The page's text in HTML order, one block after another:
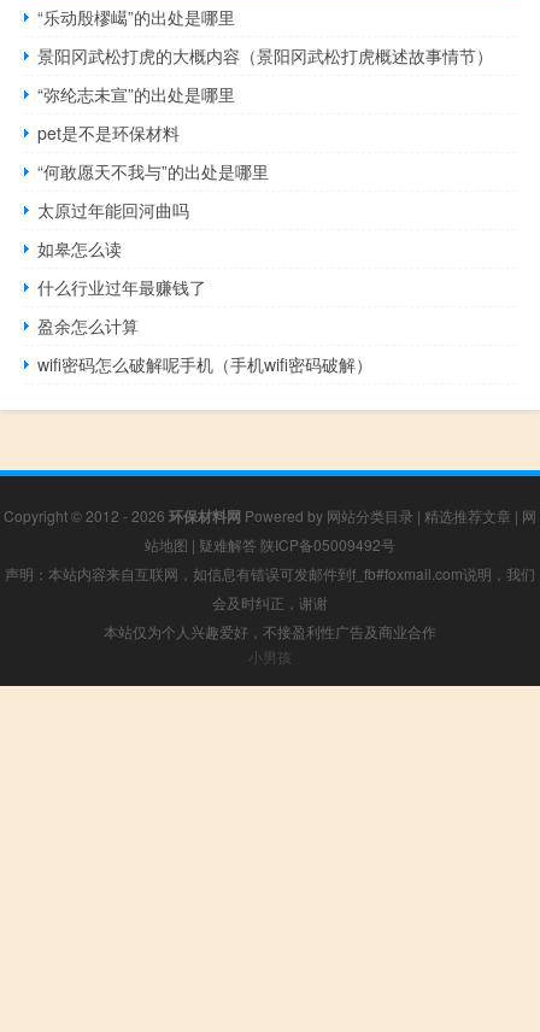
“乐动殷樛嶱”的出处是哪里
景阳冈武松打虎的大概内容（景阳冈武松打虎概述故事情节）
“弥纶志未宣”的出处是哪里
pet是不是环保材料
“何敢愿天不我与”的出处是哪里
太原过年能回河曲吗
如皋怎么读
什么行业过年最赚钱了
盈余怎么计算
wifi密码怎么破解呢手机（手机wifi密码破解）
Copyright © 2012 - 2026 环保材料网 Powered by 网站分类目录 | 精选推荐文章 | 网
站地图 | 疑难解答 陕ICP备05009492号
声明：本站内容来自互联网，如信息有错误可发邮件到f_fb#foxmail.com说明，我们
会及时纠正，谢谢
本站仅为个人兴趣爱好，不接盈利性广告及商业合作
小男孩